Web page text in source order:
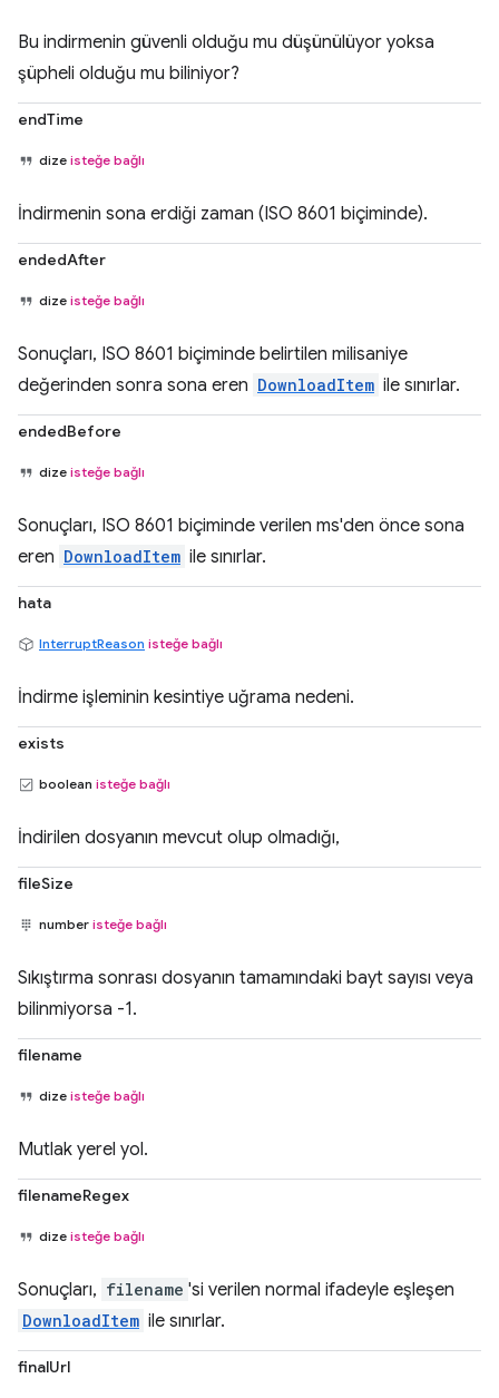
Bu indirmenin güvenli olduğu mu düşünülüyor yoksa
şüpheli olduğu mu biliniyor?
endTime
dize isteğe bağlı
İndirmenin sona erdiği zaman (ISO 8601 biçiminde).
endedAfter
dize isteğe bağlı
Sonuçları, ISO 8601 biçiminde belirtilen milisaniye
değerinden sonra sona eren DownloadItem ile sınırlar.
endedBefore
dize isteğe bağlı
Sonuçları, ISO 8601 biçiminde verilen ms'den önce sona
eren DownloadItem ile sınırlar.
hata
InterruptReason isteğe bağlı
İndirme işleminin kesintiye uğrama nedeni.
exists
boolean isteğe bağlı
İndirilen dosyanın mevcut olup olmadığı,
fileSize
number isteğe bağlı
Sıkıştırma sonrası dosyanın tamamındaki bayt sayısı veya
bilinmiyorsa -1.
filename
dize isteğe bağlı
Mutlak yerel yol.
filenameRegex
dize isteğe bağlı
Sonuçları, filename 'si verilen normal ifadeyle eşleşen
DownloadItem ile sınırlar.
finalUrl